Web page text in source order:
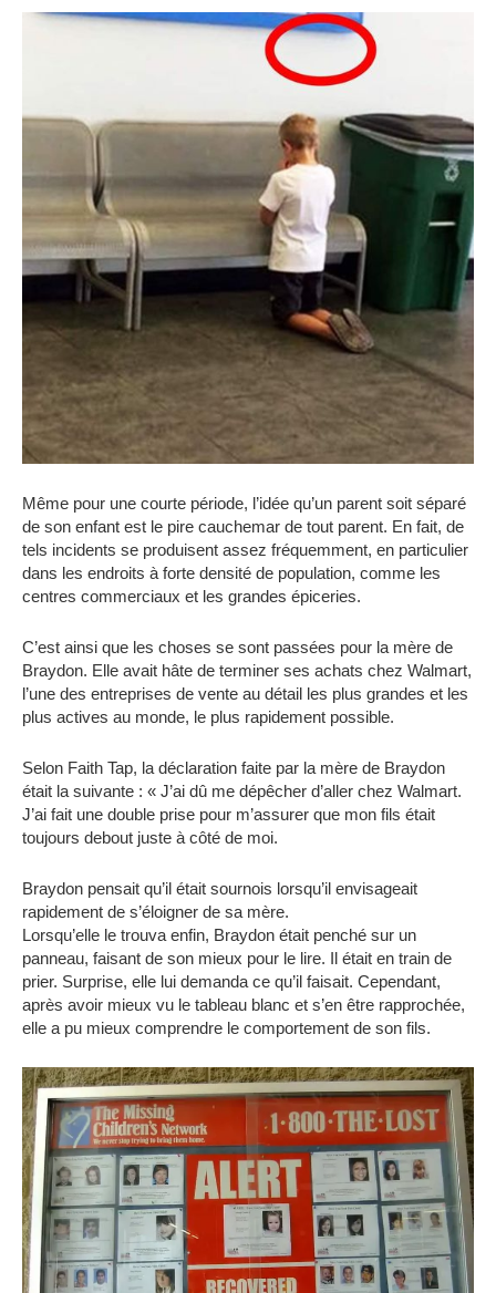
Même pour une courte période, l’idée qu’un parent soit séparé
de son enfant est le pire cauchemar de tout parent. En fait, de
tels incidents se produisent assez fréquemment, en particulier
dans les endroits à forte densité de population, comme les
centres commerciaux et les grandes épiceries.
C’est ainsi que les choses se sont passées pour la mère de
Braydon. Elle avait hâte de terminer ses achats chez Walmart,
l’une des entreprises de vente au détail les plus grandes et les
plus actives au monde, le plus rapidement possible.
Selon Faith Tap, la déclaration faite par la mère de Braydon
était la suivante : « J’ai dû me dépêcher d’aller chez Walmart.
J’ai fait une double prise pour m’assurer que mon fils était
toujours debout juste à côté de moi.
Braydon pensait qu’il était sournois lorsqu’il envisageait
rapidement de s’éloigner de sa mère.
Lorsqu’elle le trouva enfin, Braydon était penché sur un
panneau, faisant de son mieux pour le lire. Il était en train de
prier. Surprise, elle lui demanda ce qu’il faisait. Cependant,
après avoir mieux vu le tableau blanc et s’en être rapprochée,
elle a pu mieux comprendre le comportement de son fils.